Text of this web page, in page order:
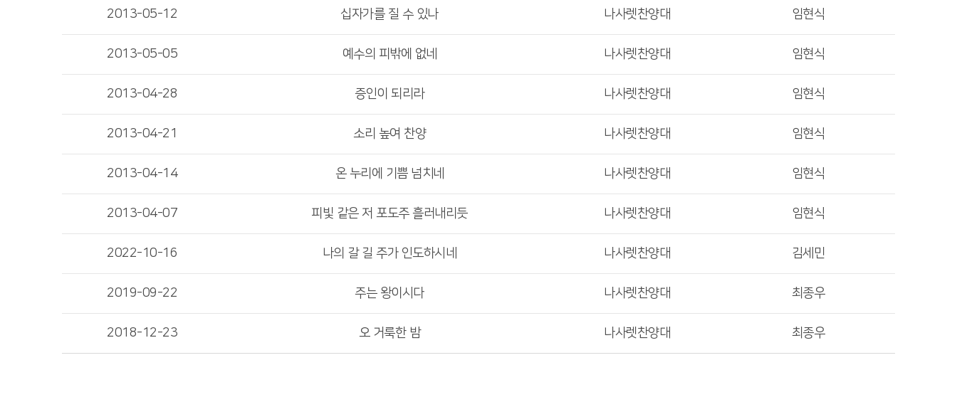
2013-05-12 십자가를 질 수 있나 나사렛찬양대 임현식
2013-05-05 예수의 피밖에 없네 나사렛찬양대 임현식
2013-04-28 증인이 되리라 나사렛찬양대 임현식
2013-04-21 소리 높여 찬양 나사렛찬양대 임현식
2013-04-14 온 누리에 기쁨 넘치네 나사렛찬양대 임현식
2013-04-07 피빛 같은 저 포도주 흘러내리듯 나사렛찬양대 임현식
2022-10-16 나의 갈 길 주가 인도하시네 나사렛찬양대 김세민
2019-09-22 주는 왕이시다 나사렛찬양대 최종우
2018-12-23 오 거룩한 밤 나사렛찬양대 최종우